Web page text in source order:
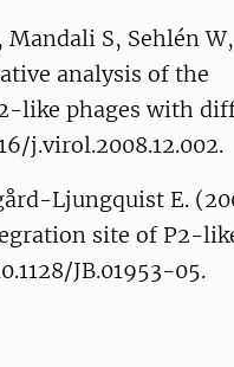
S, Sehlén W,
analysis of the
like phages with
j.virol.2008.12.002.
Ljungquist E.
site of P2-
JB.01953-05.